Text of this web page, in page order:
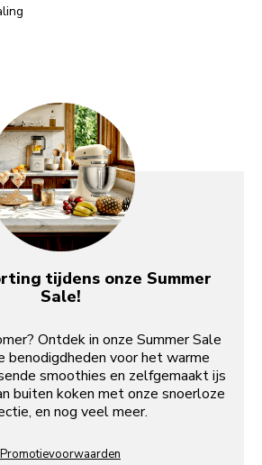
tijdens onze Summer
Sale!
Ontdek in onze Summer Sale
benodigdheden voor het warme
smoothies en zelfgemaakt ijs
buiten koken met onze snoerloze
en nog veel meer.
Promotievoorwaarden